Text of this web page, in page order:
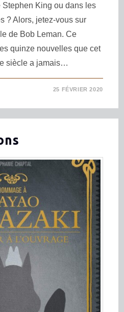
King ou dans les
? Alors, jetez-vous sur
de Bob Leman. Ce
quinze nouvelles que cet
siècle a jamais…
25 FÉVRIER 2020